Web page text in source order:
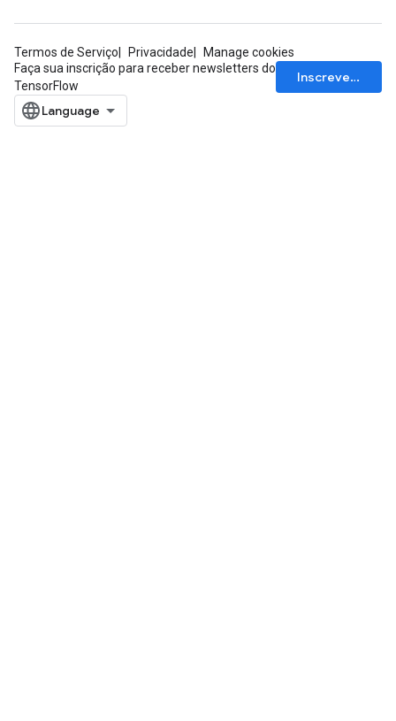
Termos de Serviço Privacidade
Manage cookies
Faça sua inscrição para receber newsletters do
TensorFlow
Inscrever-se